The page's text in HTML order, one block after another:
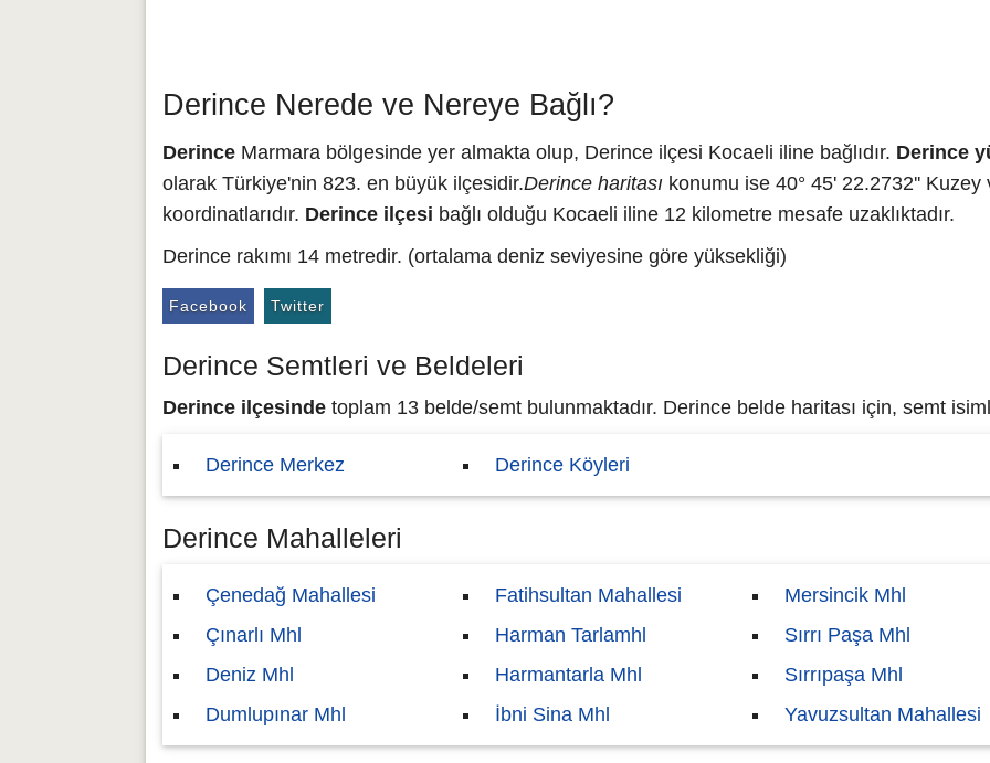
Derince Nerede ve Nereye Bağlı?
Derince Marmara bölgesinde yer almakta olup, Derince ilçesi Kocaeli iline bağlıdır. Derince
olarak Türkiye'nin 823. en büyük ilçesidir.Derince haritası konumu ise 40° 45' 22.2732''
koordinatlarıdır. Derince ilçesi bağlı olduğu Kocaeli iline 12 kilometre mesafe uzaklıktadır.
Derince rakımı 14 metredir. (ortalama deniz seviyesine göre yüksekliği)
Facebook Twitter
Derince Semtleri ve Beldeleri
Derince ilçesinde toplam 13 belde/semt bulunmaktadır. Derince belde haritası için, semt
Derince Merkez Derince Köyleri
Derince Mahalleleri
Çenedağ Mahallesi
Çınarlı Mhl
Deniz Mhl
Dumlupınar Mhl
Fatihsultan Mahallesi
Harman Tarlamhl
Harmantarla Mhl
İbni Sina Mhl
Mersincik Mhl
Sırrı Paşa Mhl
Sırrıpaşa Mhl
Yavuzsultan Mahallesi